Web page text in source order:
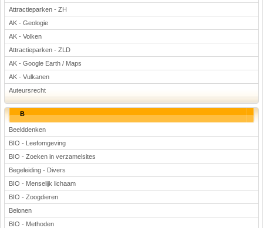
Attractieparken - ZH
AK - Geologie
AK - Volken
Attractieparken - ZLD
AK - Google Earth / Maps
AK - Vulkanen
Auteursrecht
B
Beelddenken
BIO - Leefomgeving
BIO - Zoeken in verzamelsites
Begeleiding - Divers
BIO - Menselijk lichaam
BIO - Zoogdieren
Belonen
BIO - Methoden